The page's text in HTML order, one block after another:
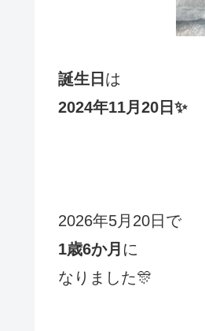
誕生日 は
2024年11月20日✨
2026年5月20日で
1歳6か月 に
なりました🎊